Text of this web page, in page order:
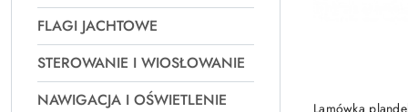
FLAGI JACHTOWE
STEROWANIE I WIOSŁOWANIE
NAWIGACJA I OŚWIETLENIE